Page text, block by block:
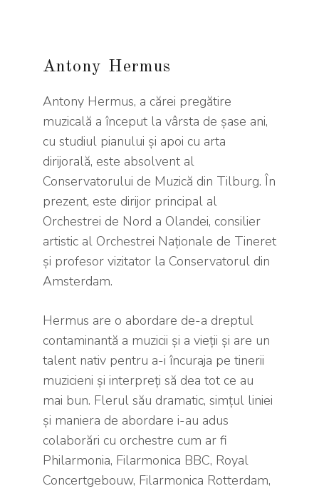
Antony Hermus
Antony Hermus, a cărei pregătire
muzicală a început la vârsta de șase ani,
cu studiul pianului și apoi cu arta
dirijorală, este absolvent al
Conservatorului de Muzică din Tilburg. În
prezent, este dirijor principal al
Orchestrei de Nord a Olandei, consilier
artistic al Orchestrei Naționale de Tineret
și profesor vizitator la Conservatorul din
Amsterdam.
Hermus are o abordare de-a dreptul
contaminantă a muzicii și a vieții și are un
talent nativ pentru a-i încuraja pe tinerii
muzicieni și interpreți să dea tot ce au
mai bun. Flerul său dramatic, simțul liniei
și maniera de abordare i-au adus
colaborări cu orchestre cum ar fi
Philarmonia, Filarmonica BBC, Royal
Concertgebouw, Filarmonica Rotterdam,